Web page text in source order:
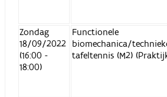
Zondag
18/09/2022
(16:00 -
18:00)
Functionele
biomechanica/
tafeltennis (M2)